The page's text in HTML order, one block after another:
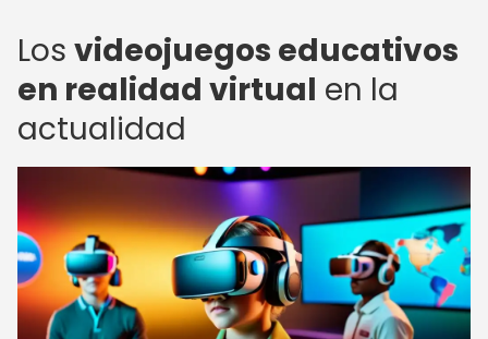
Los videojuegos educativos
en realidad virtual en la
actualidad